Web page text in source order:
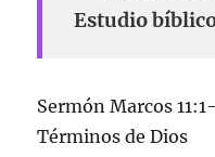
Estudio
Sermón Marcos
Términos de Dios